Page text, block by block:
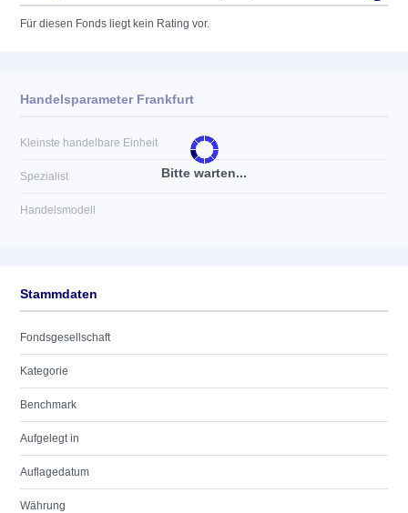
Für diesen Fonds liegt kein Rating vor.
Bitte warten...
Handelsparameter Frankfurt
Kleinste handelbare Einheit
Spezialist
Handelsmodell
Stammdaten
Fondsgesellschaft
Kategorie
Benchmark
Aufgelegt in
Auflagedatum
Währung